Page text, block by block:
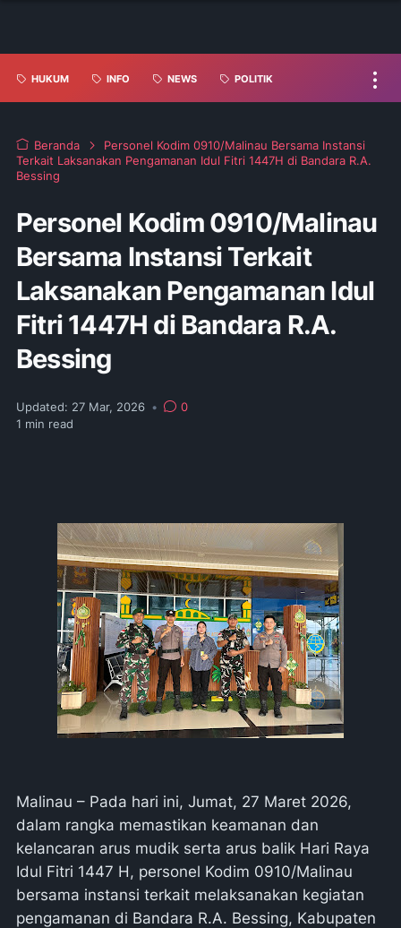
HUKUM INFO NEWS POLITIK
Beranda
Personel Kodim 0910/Malinau Bersama Instansi
Terkait Laksanakan Pengamanan Idul Fitri 1447H di Bandara R.A.
Bessing
Personel Kodim 0910/Malinau
Bersama Instansi Terkait
Laksanakan Pengamanan Idul
Fitri 1447H di Bandara R.A.
Bessing
Updated: 27 Mar, 2026 •
0
1 min read
Malinau – Pada hari ini, Jumat, 27 Maret 2026,
dalam rangka memastikan keamanan dan
kelancaran arus mudik serta arus balik Hari Raya
Idul Fitri 1447 H, personel Kodim 0910/Malinau
bersama instansi terkait melaksanakan kegiatan
pengamanan di Bandara R.A. Bessing, Kabupaten